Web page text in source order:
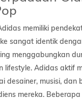
memiliki
sangat identik
menggabungkan
lifestyle. Adidas aktif
desainer, musisi, dan
mereka.